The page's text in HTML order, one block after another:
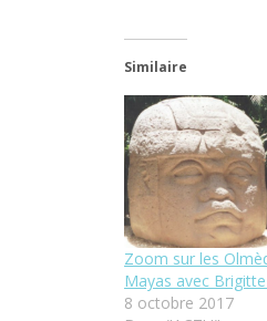
Similaire
Zoom sur les
Mayas avec
8 octobre 2017